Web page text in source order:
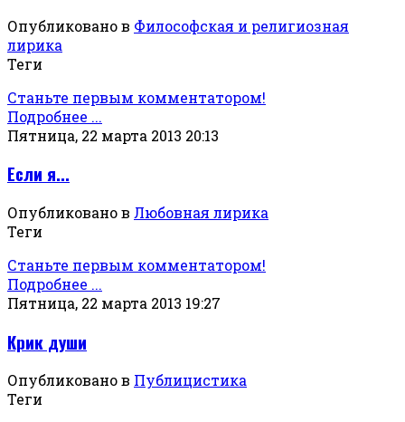
Опубликовано в Философская и религиозная
лирика
Теги
Станьте первым комментатором!
Подробнее ...
Пятница, 22 марта 2013 20:13
Если я...
Опубликовано в Любовная лирика
Теги
Станьте первым комментатором!
Подробнее ...
Пятница, 22 марта 2013 19:27
Крик души
Опубликовано в Публицистика
Теги